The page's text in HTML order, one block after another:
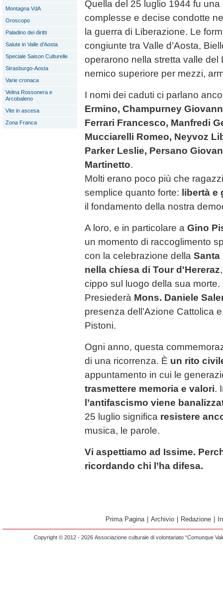
Montagna VdA
Oroscopo
Paladino dei diritti
Salute in Valle d'Aosta
Speciale Saison Culturelle
Strasburgo-Aosta
Varie cronaca
Velina Rossonera e
Arcobaleno
Vite in ascesa
Zona Franca
Quella del 25 luglio 1944 fu
complesse e decise condotte
la guerra di Liberazione. Le
congiunte tra Valle d’Aosta,
operarono nella stretta valle
nemico superiore per mezzi,
I nomi dei caduti ci parlano
Ermino, Champurney
Ferrari Francesco, Manfredi
Mucciarelli Romeo, Neyvoz
Parker Leslie, Persano
Martinetto.
Molti erano poco più che
semplice quanto forte: libertà e
il fondamento della nostra
A loro, e in particolare a Gino
un momento di raccoglimento
con la celebrazione della Santa
nella chiesa di Tour d'Hereraz
cippo sul luogo della sua morte.
Presiederà Mons. Daniele
presenza dell’Azione Cattolica
Pistoni.
Ogni anno, questa
di una ricorrenza. È un rito
appuntamento in cui le
trasmettere memoria e valori.
l’antifascismo viene
25 luglio significa resistere
musica, le parole.
Vi aspettiamo ad Issime.
ricordando chi l’ha difesa.
Prima Pagina Archivio Redazione
Copyright © 2012 - 2026 Associazione culturale di volontariato “Comunque